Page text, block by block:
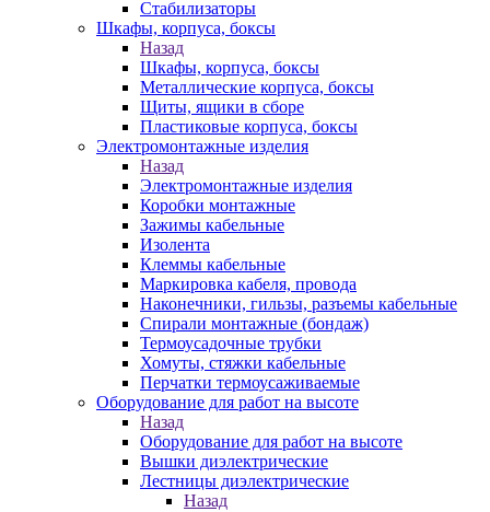
Стабилизаторы
Шкафы, корпуса, боксы
Назад
Шкафы, корпуса, боксы
Металлические корпуса, боксы
Щиты, ящики в сборе
Пластиковые корпуса, боксы
Электромонтажные изделия
Назад
Электромонтажные изделия
Коробки монтажные
Зажимы кабельные
Изолента
Клеммы кабельные
Маркировка кабеля, провода
Наконечники, гильзы, разъемы кабельные
Спирали монтажные (бондаж)
Термоусадочные трубки
Хомуты, стяжки кабельные
Перчатки термоусаживаемые
Оборудование для работ на высоте
Назад
Оборудование для работ на высоте
Вышки диэлектрические
Лестницы диэлектрические
Назад